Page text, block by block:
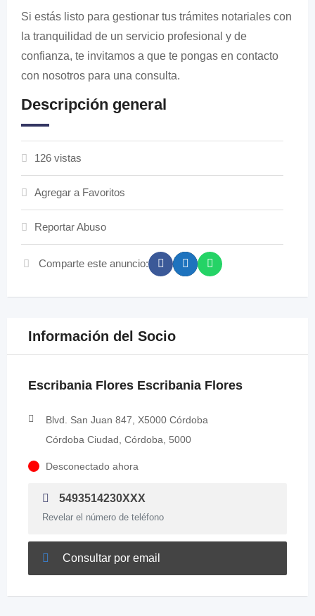
Si estás listo para gestionar tus trámites notariales con
la tranquilidad de un servicio profesional y de
confianza, te invitamos a que te pongas en contacto
con nosotros para una consulta.
Descripción general
126 vistas
Agregar a Favoritos
Reportar Abuso
Comparte este anuncio:
Información del Socio
Escribania Flores Escribania Flores
Blvd. San Juan 847, X5000 Córdoba
Córdoba Ciudad, Córdoba, 5000
Desconectado ahora
5493514230XXX
Revelar el número de teléfono
Consultar por email